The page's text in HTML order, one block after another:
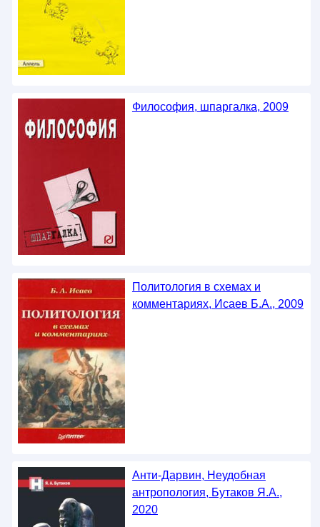
Философия, шпаргалка, 2009
Политология в схемах и
комментариях, Исаев Б.А., 2009
Анти-Дарвин, Неудобная
антропология, Бутаков Я.А.,
2020